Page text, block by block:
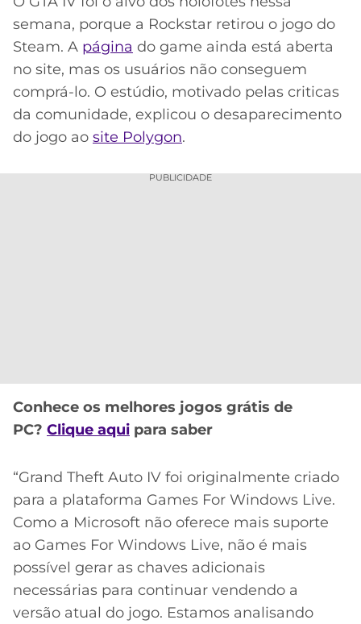
PROMOCIONAL
BETBOOM
CÓDIGO
DE
INDICAÇÃO
BET365
MELHORES
CASSINOS
ONLINE
PALMEIRAS
CORINTHIANS
PAULO
INTERNACIONAL
ATLÉTICO
MG
CRUZEIRO
BRASILEIRÃO
SÉRIE
A
LIBERTADORES
COPA
DOS
CAMPEÕES
MÍDIA
ESPORTIVA
MERCADO
DA
BOLA
semana, porque a Rockstar retirou o jogo do
Steam. A página do game ainda está aberta
no site, mas os usuários não conseguem
comprá-lo. O estúdio, motivado pelas criticas
da comunidade, explicou o desaparecimento
do jogo ao site Polygon.
PUBLICIDADE
Conhece os melhores jogos grátis de
PC? Clique aqui para saber
“Grand Theft Auto IV foi originalmente criado
para a plataforma Games For Windows Live.
Como a Microsoft não oferece mais suporte
ao Games For Windows Live, não é mais
possível gerar as chaves adicionais
necessárias para continuar vendendo a
versão atual do jogo. Estamos analisando